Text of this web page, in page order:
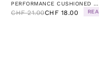
PERFORMANCE CUSHIONED CREW SOCKS 3 PAIRS BLACK
CHF 21.00CHF 18.00 REA